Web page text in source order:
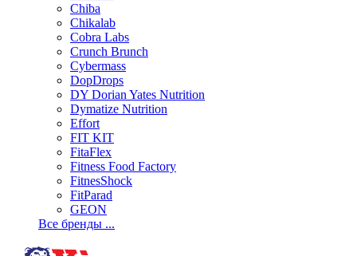
Chiba
Chikalab
Cobra Labs
Crunch Brunch
Cybermass
DopDrops
DY Dorian Yates Nutrition
Dymatize Nutrition
Effort
FIT KIT
FitaFlex
Fitness Food Factory
FitnesShock
FitParad
GEON
Все бренды ...